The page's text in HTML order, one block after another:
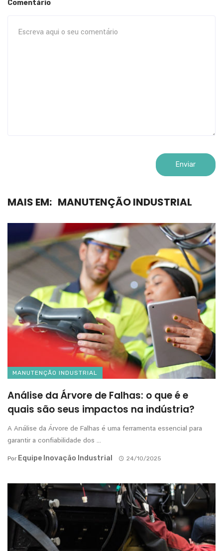
Comentário
MAIS EM: MANUTENÇÃO INDUSTRIAL
MANUTENÇÃO INDUSTRIAL
Análise da Árvore de Falhas: o que é e
quais são seus impactos na indústria?
A Análise da Árvore de Falhas é uma ferramenta essencial para
garantir a confiabilidade dos ...
Por Equipe Inovação Industrial 24/10/2025